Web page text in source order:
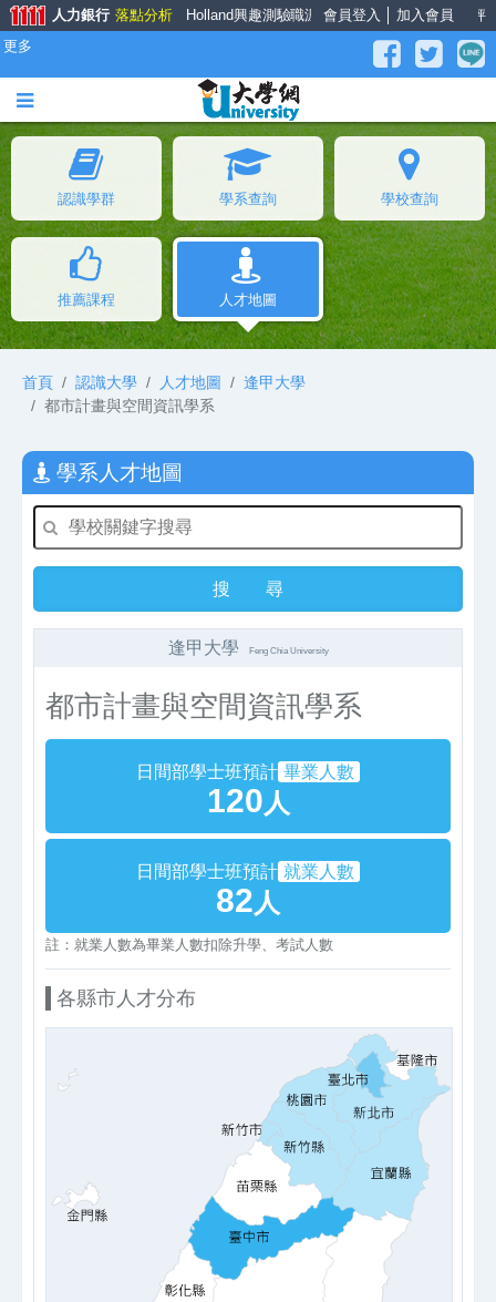
會員登入 加入會員
人力銀行 落點分析 Holland興趣測驗職涯大師 面試經驗談薪資公秤
更多
認識學群 學系查詢 學校查詢
推薦課程 人才地圖
首頁 認識大學 人才地圖
逢甲大學
都市計畫與空間資訊學系
學系人才地圖
逢甲大學 Feng Chia University
都市計畫與空間資訊學系
日間部學士班預計 畢業人數
120人
日間部學士班預計 就業人數
82人
註：就業人數為畢業人數扣除升學、考試人數
各縣市人才分布